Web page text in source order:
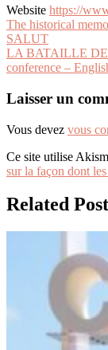
Website https://
Navigation
de
l’article
The historical
SALUT
LA BATAILLE DE
conference –
Laisser un
Vous devez vous
Ce site utilise
sur la façon dont
Related